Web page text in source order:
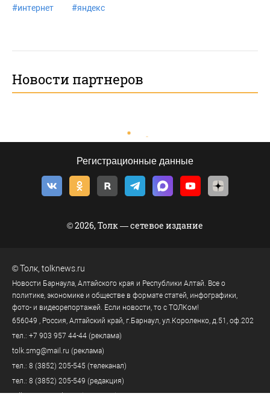
#интернет #яндекс
Новости партнеров
Регистрационные данные
© 2026, Толк — сетевое издание
©Толк tolknews.ru
Новости Барнаула, Алтайского края и Республики Алтай. Все о
политике, экономике и обществе в формате статей, инфографики,
фото- и видеорепортажей. Если новости, то с ТОЛКом!
656049
, Россия, Алтайский край, г. Барнаул ул.Короленко, д.51, оф.202
тел.: +7 903 957 44-44 (реклама)
tolk.smg@mail.ru (реклама)
тел.: 8 (3852) 205-545 (телеканал)
тел.: 8 (3852) 205-549 (редакция)
tolknews@yandex.ru(редакция)